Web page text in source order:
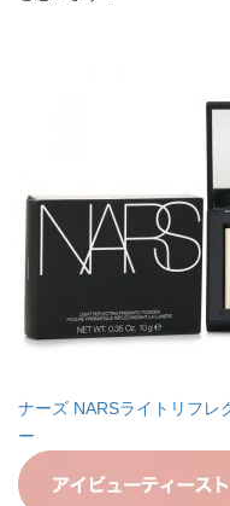
ナーズ NARSライトリフ
ー